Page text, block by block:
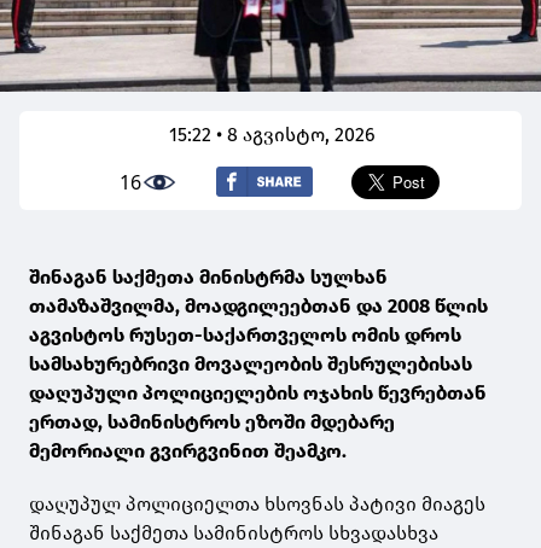
15:22 • 8 აგვისტო, 2026
16
შინაგან საქმეთა მინისტრმა სულხან
თამაზაშვილმა, მოადგილეებთან და 2008 წლის
აგვისტოს რუსეთ-საქართველოს ომის დროს
სამსახურებრივი მოვალეობის შესრულებისას
დაღუპული პოლიციელების ოჯახის წევრებთან
ერთად, სამინისტროს ეზოში მდებარე
მემორიალი გვირგვინით შეამკო.
დაღუპულ პოლიციელთა ხსოვნას პატივი მიაგეს
შინაგან საქმეთა სამინისტროს სხვადასხვა